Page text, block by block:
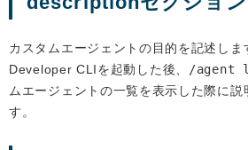
カスタムエージェントの目的を記述し
Developer CLIを起動した後、
/agent
ムエージェントの一覧を表示した際に説
す。